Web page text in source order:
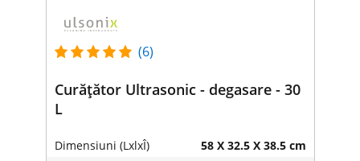
(6)
Curățător Ultrasonic - degasare - 30
L
Dimensiuni (LxlxÎ) 58 X 32.5 X 38.5 cm